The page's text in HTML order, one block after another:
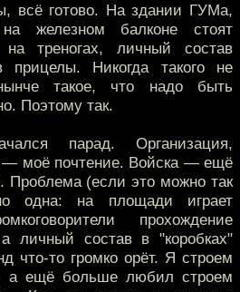
всё готово. На здании ГУМа,
железном балконе стоят
треногах, личный состав
прицелы. Никогда такого не
такое, что надо быть
Поэтому так.
парад. Организация,
— моё почтение. Войска — ещё
Проблема (если это можно так
одна: на площади играет
прохождение
а личный состав в "коробках"
что-то громко орёт. Я строем
а ещё больше любил строем